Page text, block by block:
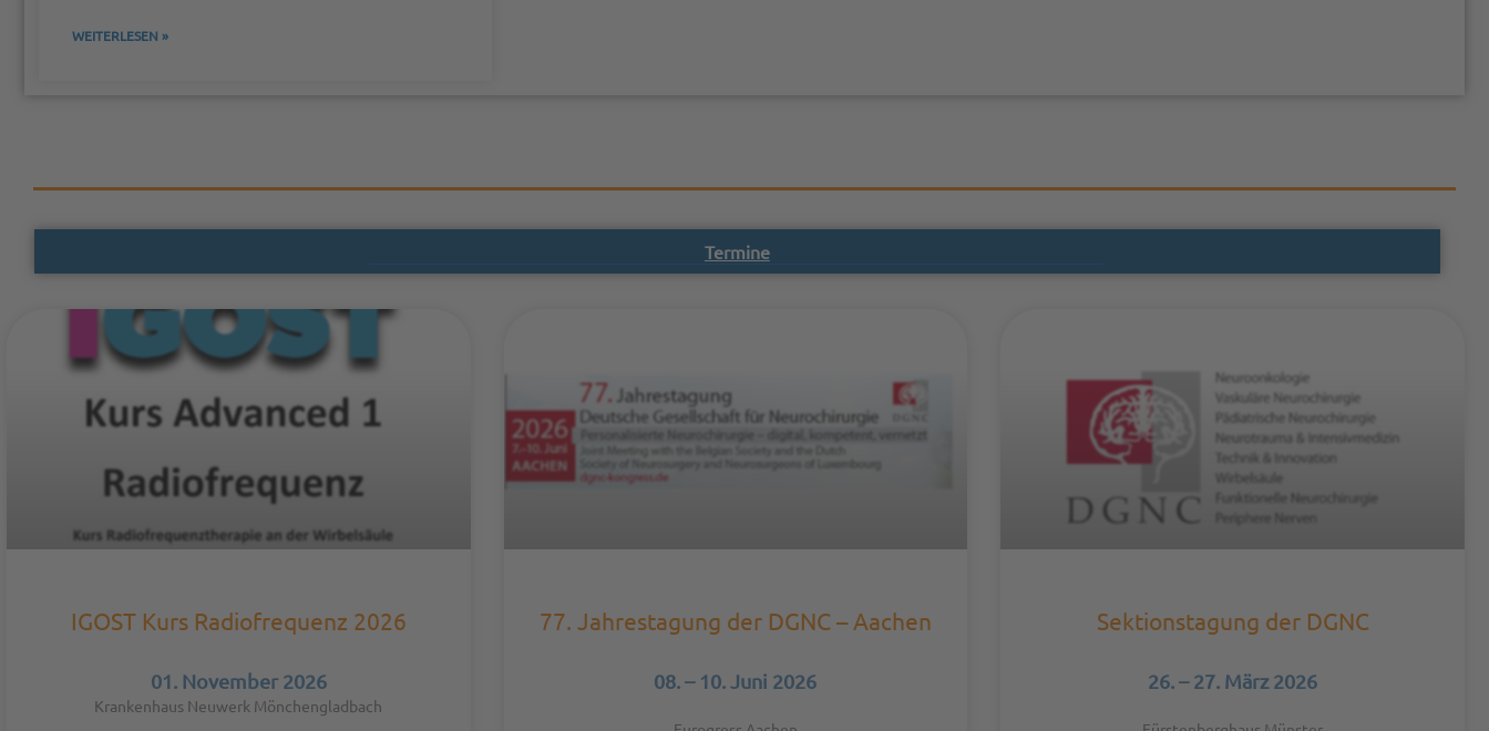
WEITERLESEN »
Termine
IGOST Kurs Radiofrequenz 2026
01. November 2026
Krankenhaus Neuwerk Mönchengladbach
77. Jahrestagung der DGNC – Aachen
08. – 10. Juni 2026
Sektionstagung der DGNC
26. – 27. März 2026